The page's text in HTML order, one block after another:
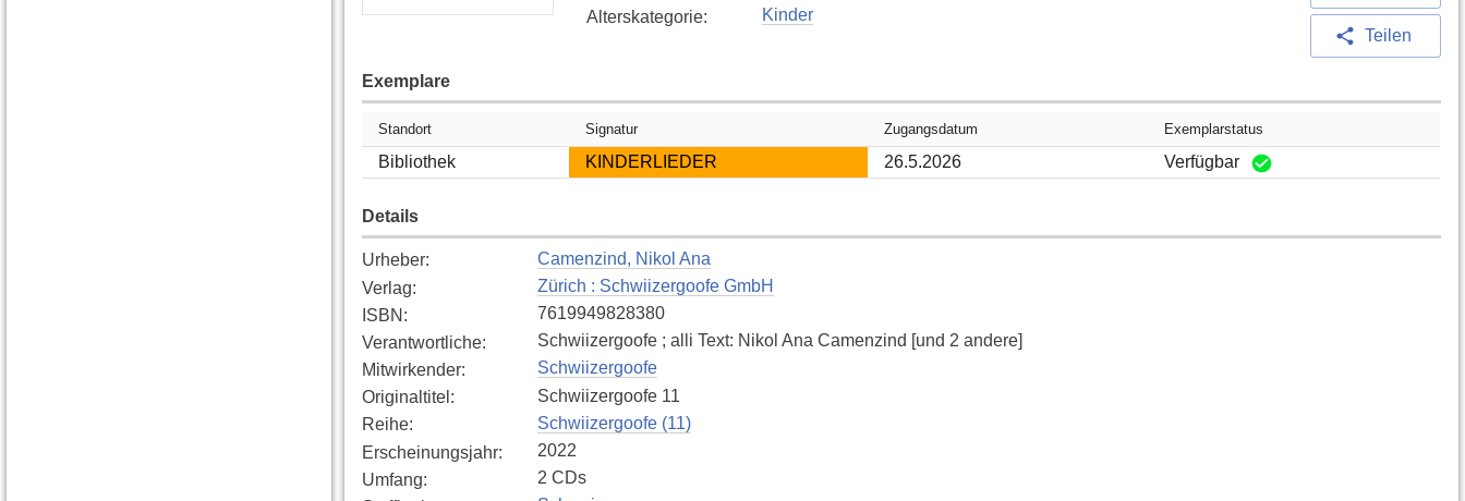
Alterskategorie: Kinder
Teilen
Exemplare
Standort Signatur Zugangsdatum Exemplarstatus
Bibliothek KINDERLIEDER 26.5.2026 Verfügbar
Details
Urheber:
Camenzind, Nikol Ana
Verlag:
Zürich : Schwiizergoofe GmbH
ISBN :
7619949828380
Verantwortliche:
Schwiizergoofe ; alli Text: Nikol Ana Camenzind [und 2 andere]
Mitwirkender:
Schwiizergoofe
Originaltitel :
Schwiizergoofe 11
Reihe:
Schwiizergoofe (11)
Erscheinungsjahr:
2022
Umfang:
2 CDs